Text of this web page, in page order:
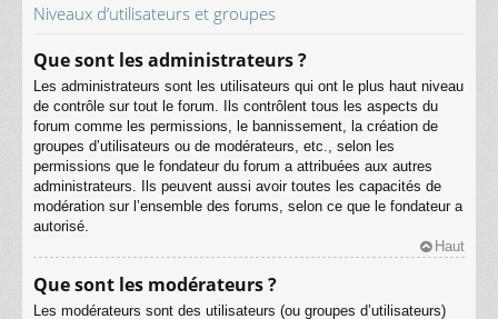
Niveaux d’utilisateurs et groupes
Que sont les administrateurs ?
Les administrateurs sont les utilisateurs qui ont le plus haut niveau
de contrôle sur tout le forum. Ils contrôlent tous les aspects du
forum comme les permissions, le bannissement, la création de
groupes d’utilisateurs ou de modérateurs, etc., selon les
permissions que le fondateur du forum a attribuées aux autres
administrateurs. Ils peuvent aussi avoir toutes les capacités de
modération sur l’ensemble des forums, selon ce que le fondateur a
autorisé.
Haut
Que sont les modérateurs ?
Les modérateurs sont des utilisateurs (ou groupes d’utilisateurs)